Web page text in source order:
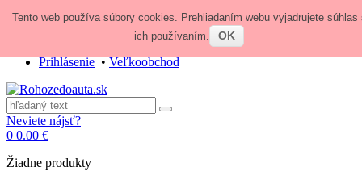
Zavolajte nám:+421 948 84 64 64
obchod@rohozedoauta.sk
Prihlásenie•Veľkoobchod
Neviete nájsť?
0 0.00 €
Žiadne produkty
Tento web používa súbory cookies. Prehliadaním webu vyjadrujete súhlas
ich používaním.
OK